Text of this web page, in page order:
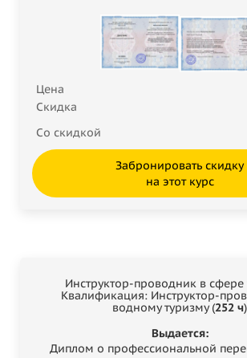
Цена
Скидка
Со скидкой
Забронировать скидку
на этот курс
Инструктор-проводник в сфере
Квалификация: Инструктор-
водному туризму (252 ч)
Выдается:
Диплом о профессиональной